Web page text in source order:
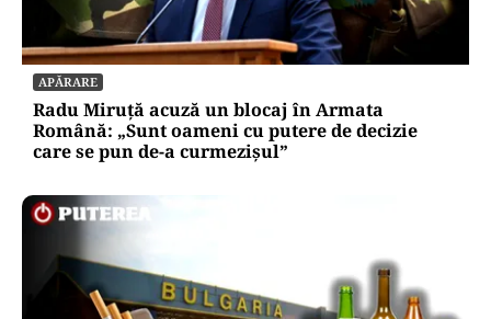
APĂRARE
Radu Miruță acuză un blocaj în Armata
Română: „Sunt oameni cu putere de decizie
care se pun de-a curmezișul”